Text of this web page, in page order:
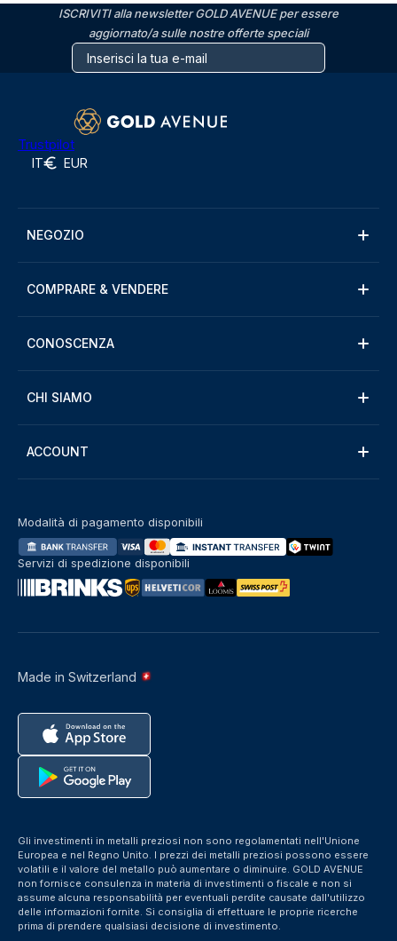
ISCRIVITI alla newsletter GOLD AVENUE per essere
aggiornato/a sulle nostre offerte speciali
Trustpilot
IT EUR
NEGOZIO
COMPRARE & VENDERE
CONOSCENZA
CHI SIAMO
ACCOUNT
Made in Switzerland
Modalità di pagamento disponibili
Servizi di spedizione disponibili
Gli investimenti in metalli preziosi non sono regolamentati nell'Unione
Europea e nel Regno Unito. I prezzi dei metalli preziosi possono essere
volatili e il valore del metallo può aumentare o diminuire. GOLD AVENUE
non fornisce consulenza in materia di investimenti o fiscale e non si
assume alcuna responsabilità per eventuali perdite causate dall'utilizzo
delle informazioni fornite. Si consiglia di effettuare le proprie ricerche
prima di prendere qualsiasi decisione di investimento.